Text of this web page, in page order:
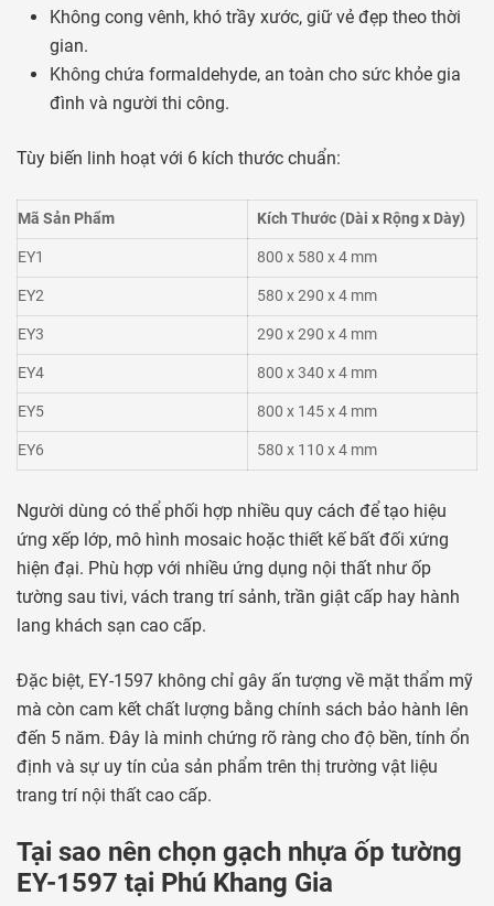
Không cong vênh, khó trầy xước, giữ vẻ đẹp theo thời
gian.
Không chứa formaldehyde, an toàn cho sức khỏe gia
đình và người thi công.
Tùy biến linh hoạt với 6 kích thước chuẩn:
Mã Sản Phẩm Kích Thước (Dài x Rộng x Dày)
EY1 800 x 580 x 4 mm
EY2 580 x 290 x 4 mm
EY3 290 x 290 x 4 mm
EY4 800 x 340 x 4 mm
EY5 800 x 145 x 4 mm
EY6 580 x 110 x 4 mm
Người dùng có thể phối hợp nhiều quy cách để tạo hiệu
ứng xếp lớp, mô hình mosaic hoặc thiết kế bất đối xứng
hiện đại. Phù hợp với nhiều ứng dụng nội thất như ốp
tường sau tivi, vách trang trí sảnh, trần giật cấp hay hành
lang khách sạn cao cấp.
Đặc biệt, EY-1597 không chỉ gây ấn tượng về mặt thẩm mỹ
mà còn cam kết chất lượng bằng chính sách bảo hành lên
đến 5 năm. Đây là minh chứng rõ ràng cho độ bền, tính ổn
định và sự uy tín của sản phẩm trên thị trường vật liệu
trang trí nội thất cao cấp.
Tại sao nên chọn gạch nhựa ốp tường
EY-1597 tại Phú Khang Gia